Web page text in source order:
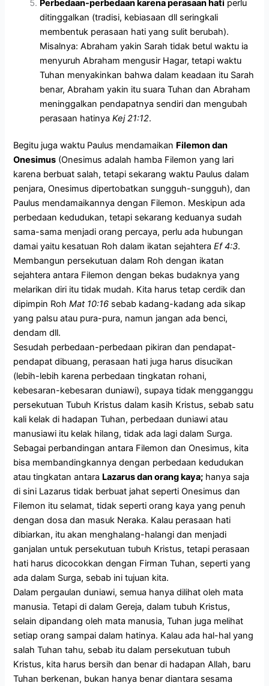
Perbedaan-perbedaan karena perasaan hati perlu
ditinggalkan (tradisi, kebiasaan dll seringkali
membentuk perasaan hati yang sulit berubah).
Misalnya: Abraham yakin Sarah tidak betul waktu ia
menyuruh Abraham mengusir Hagar, tetapi waktu
Tuhan menyakinkan bahwa dalam keadaan itu Sarah
benar, Abraham yakin itu suara Tuhan dan Abraham
meninggalkan pendapatnya sendiri dan mengubah
perasaan hatinyaKej 21:12.
Begitu juga waktu Paulus mendamaikan Filemon dan
Onesimus (Onesimus adalah hamba Filemon yang lari
karena berbuat salah, tetapi sekarang waktu Paulus dalam
penjara, Onesimus dipertobatkan sungguh-sungguh), dan
Paulus mendamaikannya dengan Filemon. Meskipun ada
perbedaan kedudukan, tetapi sekarang keduanya sudah
sama-sama menjadi orang percaya, perlu ada hubungan
damai yaitu kesatuan Roh dalam ikatan sejahteraEf 4:3.
Membangun persekutuan dalam Roh dengan ikatan
sejahtera antara Filemon dengan bekas budaknya yang
melarikan diri itu tidak mudah. Kita harus tetap cerdik dan
dipimpin RohMat 10:16 sebab kadang-kadang ada sikap
yang palsu atau pura-pura, namun jangan ada benci,
dendam dll.
Sesudah perbedaan-perbedaan pikiran dan pendapat-
pendapat dibuang, perasaan hati juga harus disucikan
(lebih-lebih karena perbedaan tingkatan rohani,
kebesaran-kebesaran duniawi), supaya tidak mengganggu
persekutuan Tubuh Kristus dalam kasih Kristus, sebab satu
kali kelak di hadapan Tuhan, perbedaan duniawi atau
manusiawi itu kelak hilang, tidak ada lagi dalam Surga.
Sebagai perbandingan antara Filemon dan Onesimus, kita
bisa membandingkannya dengan perbedaan kedudukan
atau tingkatan antara Lazarus dan orang kaya; hanya saja
di sini Lazarus tidak berbuat jahat seperti Onesimus dan
Filemon itu selamat, tidak seperti orang kaya yang penuh
dengan dosa dan masuk Neraka. Kalau perasaan hati
dibiarkan, itu akan menghalang-halangi dan menjadi
ganjalan untuk persekutuan tubuh Kristus, tetapi perasaan
hati harus dicocokkan dengan Firman Tuhan, seperti yang
ada dalam Surga, sebab ini tujuan kita.
Dalam pergaulan duniawi, semua hanya dilihat oleh mata
manusia. Tetapi di dalam Gereja, dalam tubuh Kristus,
selain dipandang oleh mata manusia, Tuhan juga melihat
setiap orang sampai dalam hatinya. Kalau ada hal-hal yang
salah Tuhan tahu, sebab itu dalam persekutuan tubuh
Kristus, kita harus bersih dan benar di hadapan Allah, baru
Tuhan berkenan, bukan hanya benar diantara sesama